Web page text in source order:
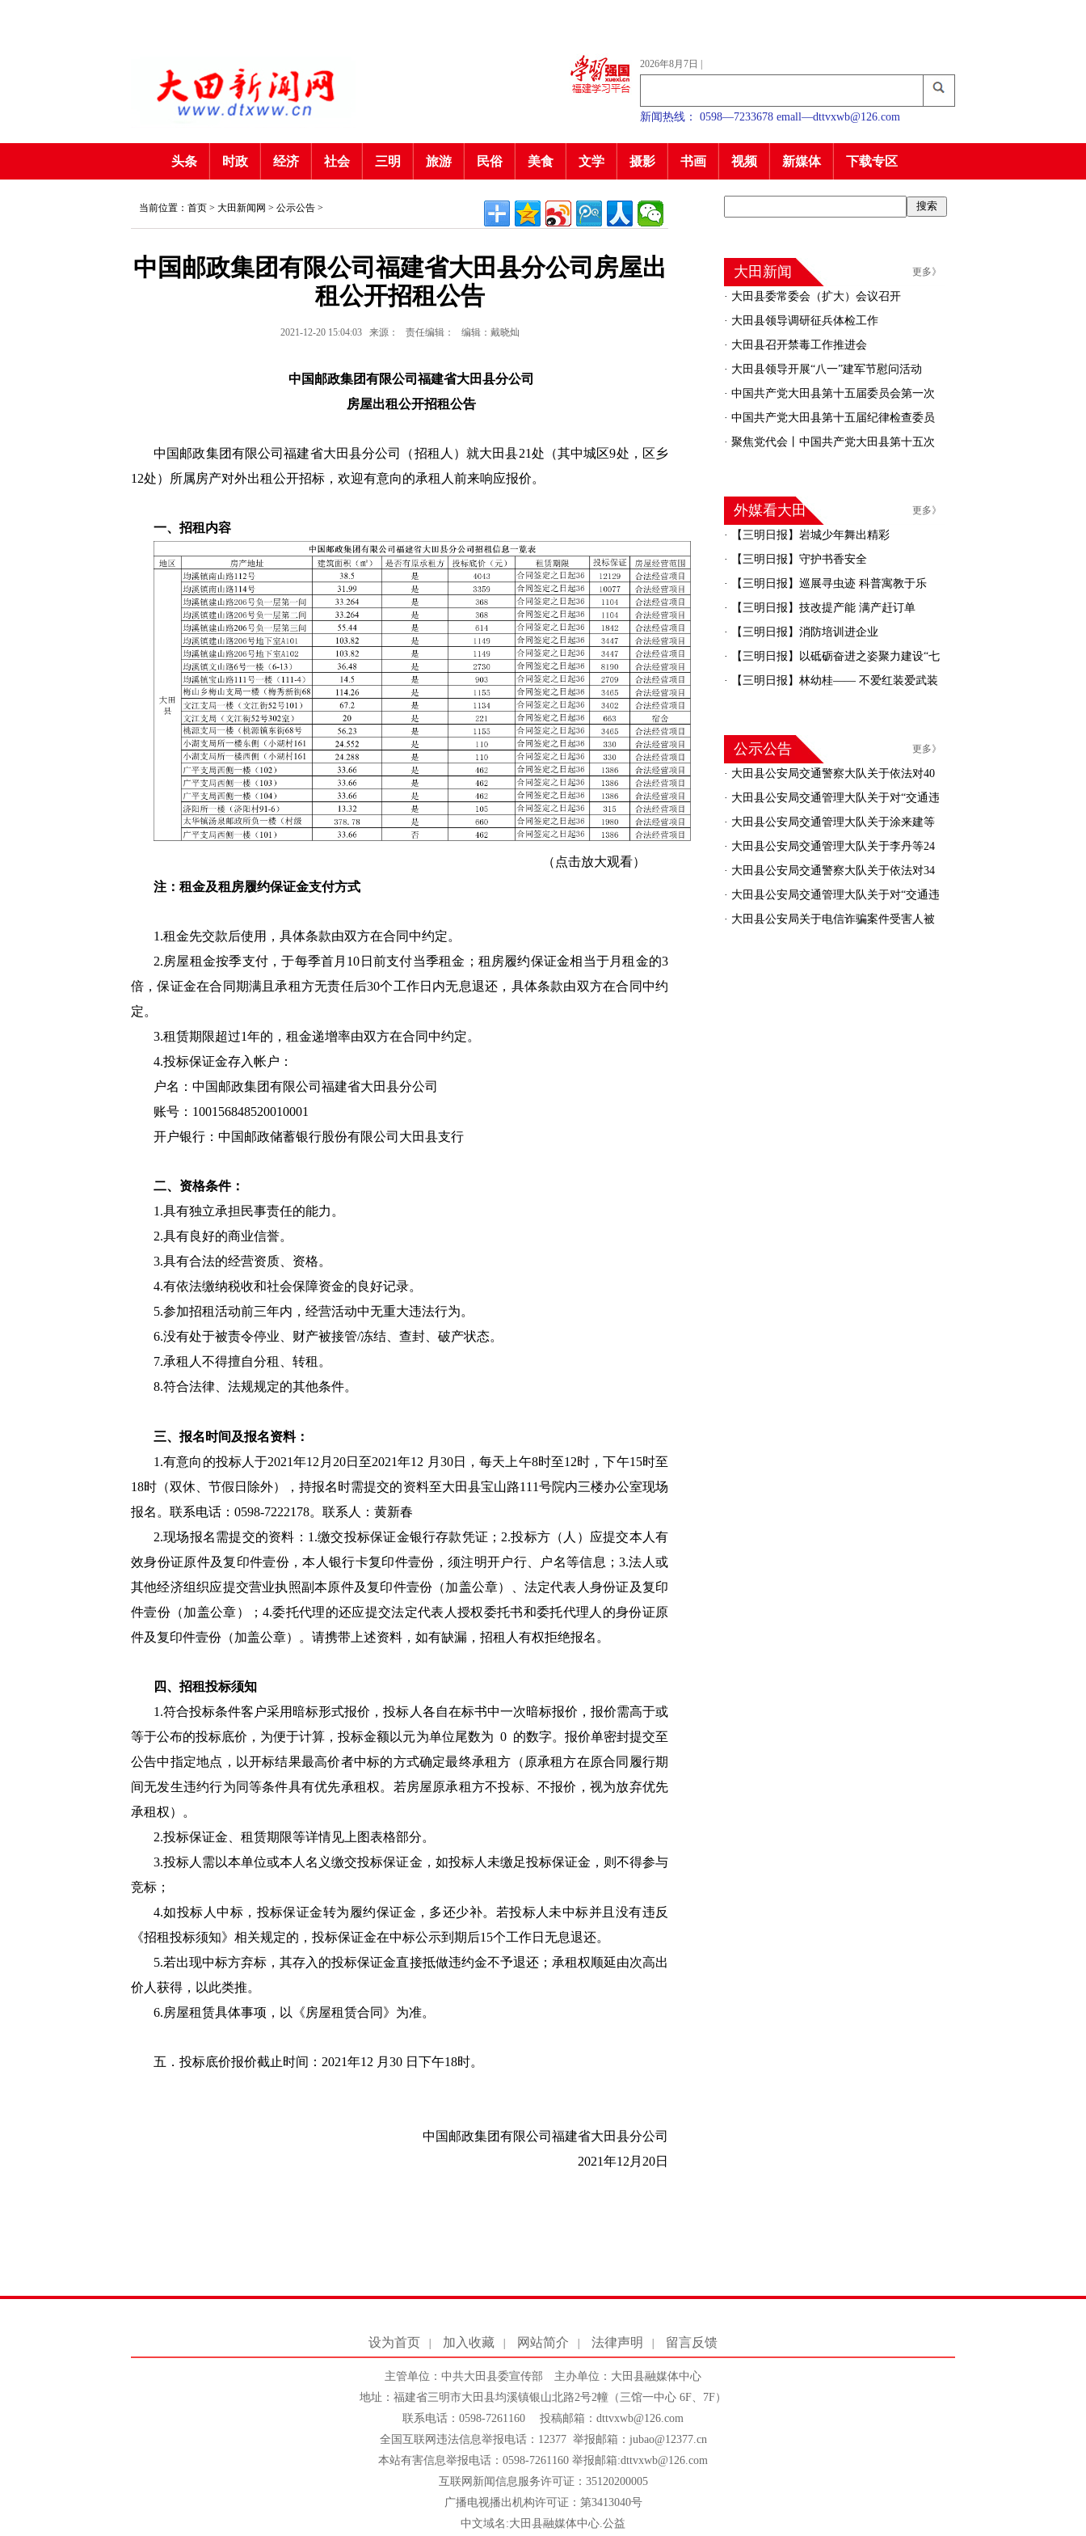
2026年8月7日
新闻热线： 0598—7233678 emall—dttvxwb@126.com
头条 时政 经济 社会 三明 旅游 民俗 美食 文学 摄影 书画 视频 新媒体 下载专区
更多》
大田新闻
· 大田县委常委会（扩大）会议召开
· 大田县领导调研征兵体检工作
· 大田县召开禁毒工作推进会
· 大田县领导开展“八一”建军节慰问活动
· 中国共产党大田县第十五届委员会第一次
全体会议召开
· 中国共产党大田县第十五届纪律检查委员
会召开第一次全体会议
· 聚焦党代会丨中国共产党大田县第十五次
更多》
外媒看大田
·
【三明日报】岩城少年舞出精彩
·
【三明日报】守护书香安全
·
【三明日报】巡展寻虫迹 科普寓教于乐
·
【三明日报】技改提产能 满产赶订单
·
【三明日报】消防培训进企业
·
【三明日报】以砥砺奋进之姿聚力建设“七
彩大田”
· 【三明日报】林幼桂—— 不爱红装爱武装
更多》
公示公告
· 大田县公安局交通警察大队关于依法对40
名机动车驾驶人驾驶证作废的公告
· 大田县公安局交通管理大队关于对“交通违
法逾期未接受处理的机动车”进行处理的公告
· 大田县公安局交通管理大队关于涂来建等
30人交通安全违法行为处罚告知的公告
· 大田县公安局交通管理大队关于李丹等24
人交通安全违法行为处罚告知的公告
· 大田县公安局交通警察大队关于依法对34
名机动车驾驶人驾驶证作废的公告
· 大田县公安局交通管理大队关于对“交通违
法逾期未接受处理的机动车”进行处理的公告
· 大田县公安局关于电信诈骗案件受害人被
当前位置：首页 > 大田新闻网 > 公示公告 >
中国邮政集团有限公司福建省大田县分公司房屋出
租公开招租公告
2021-12-20 15:04:03 来源： 责任编辑： 编辑：戴晓灿
中国邮政集团有限公司福建省大田县分公司
房屋出租公开招租公告
中国邮政集团有限公司福建省大田县分公司（招租人）就大田县21处（其中城区9处，区乡
12处）所属房产对外出租公开招标，欢迎有意向的承租人前来响应报价。
一、招租内容
（点击放大观看）
注：租金及租房履约保证金支付方式
1.租金先交款后使用，具体条款由双方在合同中约定。
2.房屋租金按季支付，于每季首月10日前支付当季租金；租房履约保证金相当于月租金的3
倍，保证金在合同期满且承租方无责任后30个工作日内无息退还，具体条款由双方在合同中约
定。
3.租赁期限超过1年的，租金递增率由双方在合同中约定。
4.投标保证金存入帐户：
户名：中国邮政集团有限公司福建省大田县分公司
账号：100156848520010001
开户银行：中国邮政储蓄银行股份有限公司大田县支行
二、资格条件：
1.具有独立承担民事责任的能力。
2.具有良好的商业信誉。
3.具有合法的经营资质、资格。
4.有依法缴纳税收和社会保障资金的良好记录。
5.参加招租活动前三年内，经营活动中无重大违法行为。
6.没有处于被责令停业、财产被接管/冻结、查封、破产状态。
7.承租人不得擅自分租、转租。
8.符合法律、法规规定的其他条件。
三、报名时间及报名资料：
1.有意向的投标人于2021年12月20日至2021年12 月30日，每天上午8时至12时，下午15时至
18时（双休、节假日除外），持报名时需提交的资料至大田县宝山路111号院内三楼办公室现场
报名。联系电话：0598-7222178。联系人：黄新春
2.现场报名需提交的资料：1.缴交投标保证金银行存款凭证；2.投标方（人）应提交本人有
效身份证原件及复印件壹份，本人银行卡复印件壹份，须注明开户行、户名等信息；3.法人或
其他经济组织应提交营业执照副本原件及复印件壹份（加盖公章）、法定代表人身份证及复印
件壹份（加盖公章）；4.委托代理的还应提交法定代表人授权委托书和委托代理人的身份证原
件及复印件壹份（加盖公章）。请携带上述资料，如有缺漏，招租人有权拒绝报名。
四、招租投标须知
1.符合投标条件客户采用暗标形式报价，投标人各自在标书中一次暗标报价，报价需高于或
等于公布的投标底价，为便于计算，投标金额以元为单位尾数为 0 的数字。报价单密封提交至
公告中指定地点，以开标结果最高价者中标的方式确定最终承租方（原承租方在原合同履行期
间无发生违约行为同等条件具有优先承租权。若房屋原承租方不投标、不报价，视为放弃优先
承租权）。
2.投标保证金、租赁期限等详情见上图表格部分。
3.投标人需以本单位或本人名义缴交投标保证金，如投标人未缴足投标保证金，则不得参与
竞标；
4.如投标人中标，投标保证金转为履约保证金，多还少补。若投标人未中标并且没有违反
《招租投标须知》相关规定的，投标保证金在中标公示到期后15个工作日无息退还。
5.若出现中标方弃标，其存入的投标保证金直接抵做违约金不予退还；承租权顺延由次高出
价人获得，以此类推。
6.房屋租赁具体事项，以《房屋租赁合同》为准。
五．投标底价报价截止时间：2021年12 月30 日下午18时。
中国邮政集团有限公司福建省大田县分公司
2021年12月20日
设为首页 加入收藏 网站简介 法律声明 留言反馈
主管单位：中共大田县委宣传部 主办单位：大田县融媒体中心
地址：福建省三明市大田县均溪镇银山北路2号2幢（三馆一中心 6F、7F）
联系电话：0598-7261160 投稿邮箱：dttvxwb@126.com
全国互联网违法信息举报电话：12377 举报邮箱：jubao@12377.cn
本站有害信息举报电话：0598-7261160 举报邮箱:dttvxwb@126.com
互联网新闻信息服务许可证：35120200005
广播电视播出机构许可证：第3413040号
中文域名:大田县融媒体中心.公益